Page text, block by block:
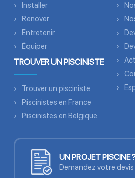
Installer
Renover
Entretenir
Équiper
TROUVER UN PISCINISTE
Trouver un pisciniste
Piscinistes en France
Piscinistes en Belgique
UN PROJET PISCINE
Demandez votre